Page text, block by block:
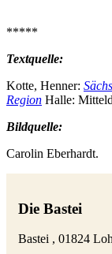
*****
Textquelle:
Kotte, Henner:
Region Halle:
Bildquelle:
Carolin Eberhardt.
Die Bastei
Bastei , 01824